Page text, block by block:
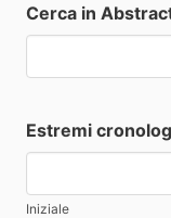
Cerca in
Estremi
Iniziale